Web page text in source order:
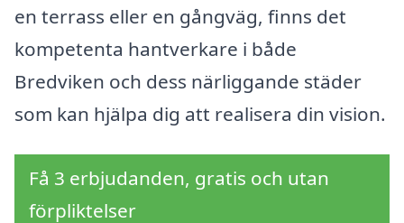
en terrass eller en gångväg, finns det
kompetenta hantverkare i både
Bredviken och dess närliggande städer
som kan hjälpa dig att realisera din vision.
Få 3 erbjudanden, gratis och utan
förpliktelser